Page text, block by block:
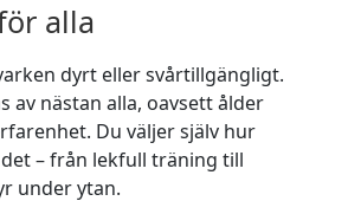
alla
dyrt eller svårtillgängligt.
av nästan alla, oavsett ålder
Du väljer själv hur
– från lekfull träning till
under ytan.